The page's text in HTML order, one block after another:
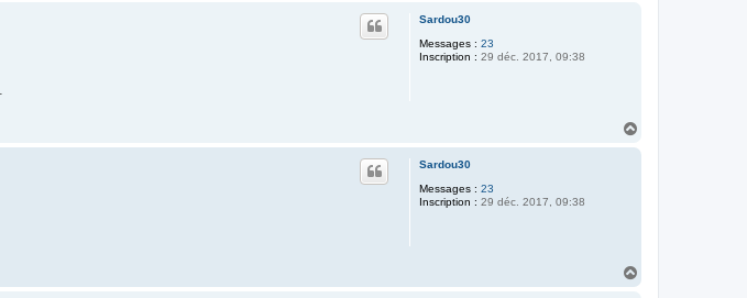
Sardou30
Messages : 23
Inscription : 29 déc. 2017, 09:38
Sardou30
Messages : 23
Inscription : 29 déc. 2017, 09:38